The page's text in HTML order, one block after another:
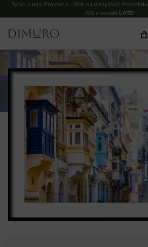
Tylko u nas! Promocja -35% na wszystko! Pozostało
-5% z kodem LATO